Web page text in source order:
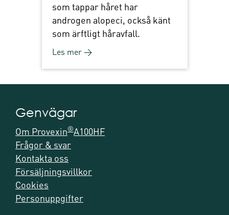
som tappar håret har
androgen alopeci, också känt
som ärftligt håravfall.
Les mer →
Genvägar
Om Provexin®A100HF
Frågor & svar
Kontakta oss
Försäljningsvillkor
Cookies
Personuppgifter